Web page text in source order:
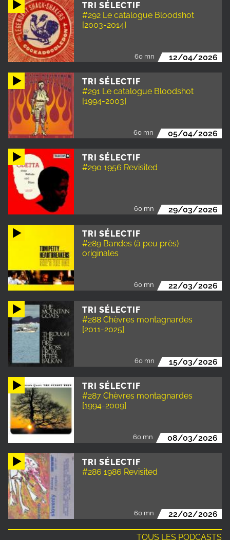
TRI SÉLECTIF
#292 Le catalogue Bloodshot
[2003-2014]
60 mn 12/04/2026
TRI SÉLECTIF
#291 Le catalogue Bloodshot
[1994-2003]
60 mn 05/04/2026
TRI SÉLECTIF
#290 1956 Revisited
60 mn 29/03/2026
TRI SÉLECTIF
#289 Bandes (à peu près)
originales
60 mn 22/03/2026
TRI SÉLECTIF
#288 Chèvres montagnardes
[2011-2025]
60 mn 15/03/2026
TRI SÉLECTIF
#287 Chèvres montagnardes
[1994-2009]
60 mn 08/03/2026
TRI SÉLECTIF
#286 1986 Revisited
60 mn 22/02/2026
TOUS LES PODCASTS